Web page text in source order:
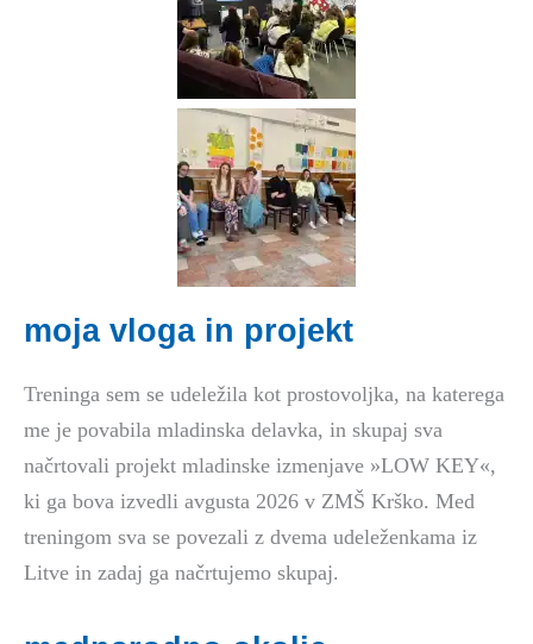
moja vloga in projekt
Treninga sem se udeležila kot prostovoljka, na katerega
me je povabila mladinska delavka, in skupaj sva
načrtovali projekt mladinske izmenjave »LOW KEY«,
ki ga bova izvedli avgusta 2026 v ZMŠ Krško. Med
treningom sva se povezali z dvema udeleženkama iz
Litve in zadaj ga načrtujemo skupaj.